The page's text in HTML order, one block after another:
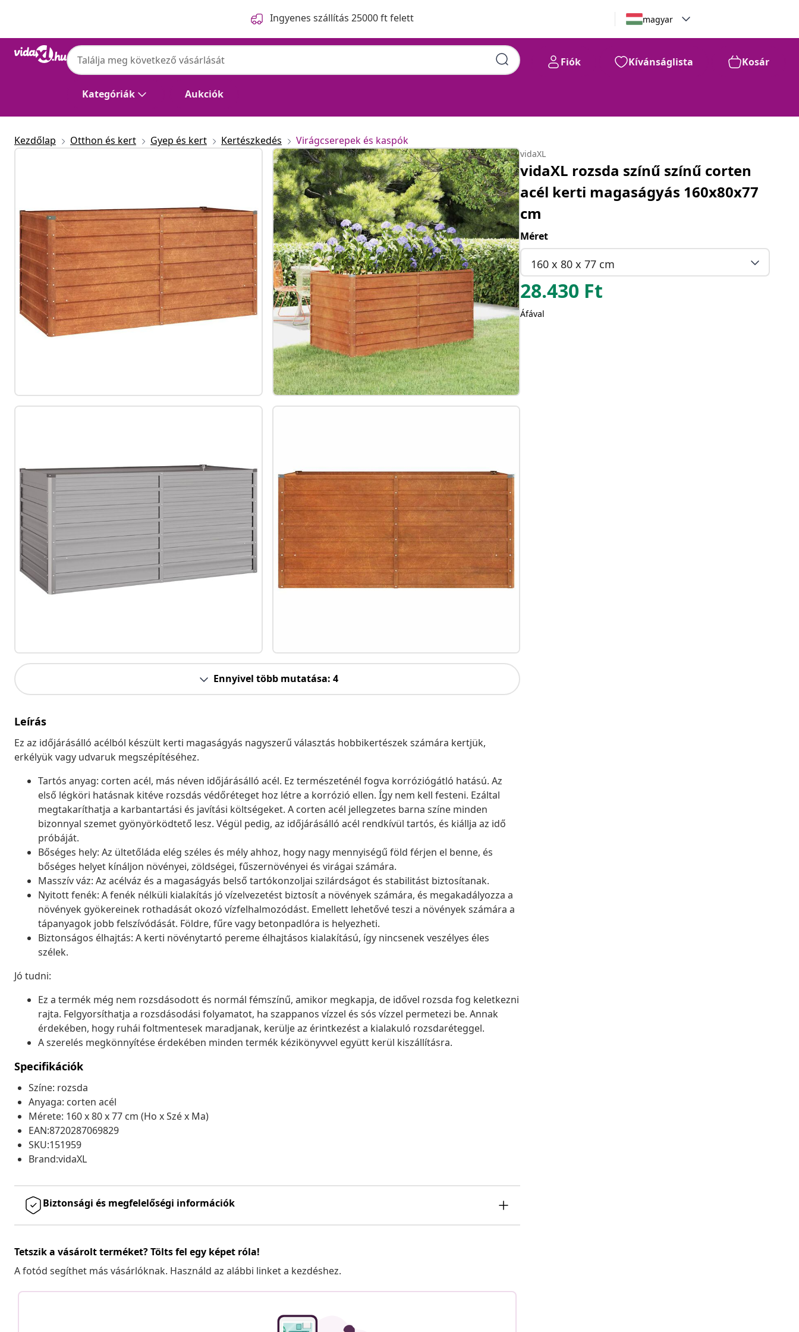
Ingyenes szállítás 25000 ft felett magyar
Kategóriák Aukciók
Fiók Kívánságlista Kosár
Kezdőlap Otthon és kert Gyep és kert Kertészkedés Virágcserepek és kaspók
Ennyivel több mutatása: 4
Leírás
Ez az időjárásálló acélból készült kerti magaságyás nagyszerű választás hobbikertészek számára kertjük,
erkélyük vagy udvaruk megszépítéséhez.
Tartós anyag: corten acél, más néven időjárásálló acél. Ez természeténél fogva korróziógátló hatású. Az
első légköri hatásnak kitéve rozsdás védőréteget hoz létre a korrózió ellen. Így nem kell festeni. Ezáltal
megtakaríthatja a karbantartási és javítási költségeket. A corten acél jellegzetes barna színe minden
bizonnyal szemet gyönyörködtető lesz. Végül pedig, az időjárásálló acél rendkívül tartós, és kiállja az idő
próbáját.
Bőséges hely: Az ültetőláda elég széles és mély ahhoz, hogy nagy mennyiségű föld férjen el benne, és
bőséges helyet kínáljon növényei, zöldségei, fűszernövényei és virágai számára.
Masszív váz: Az acélváz és a magaságyás belső tartókonzoljai szilárdságot és stabilitást biztosítanak.
Nyitott fenék: A fenék nélküli kialakítás jó vízelvezetést biztosít a növények számára, és megakadályozza a
növények gyökereinek rothadását okozó vízfelhalmozódást. Emellett lehetővé teszi a növények számára a
tápanyagok jobb felszívódását. Földre, fűre vagy betonpadlóra is helyezheti.
Biztonságos élhajtás: A kerti növénytartó pereme élhajtásos kialakítású, így nincsenek veszélyes éles
szélek.
Jó tudni:
Ez a termék még nem rozsdásodott és normál fémszínű, amikor megkapja, de idővel rozsda fog keletkezni
rajta. Felgyorsíthatja a rozsdásodási folyamatot, ha szappanos vízzel és sós vízzel permetezi be. Annak
érdekében, hogy ruhái foltmentesek maradjanak, kerülje az érintkezést a kialakuló rozsdaréteggel.
A szerelés megkönnyítése érdekében minden termék kézikönyvvel együtt kerül kiszállításra.
Specifikációk
Színe: rozsda
Anyaga: corten acél
Mérete: 160 x 80 x 77 cm (Ho x Szé x Ma)
EAN:8720287069829
SKU:151959
Brand:vidaXL
Biztonsági és megfelelőségi információk
Tetszik a vásárolt terméket? Tölts fel egy képet róla!
A fotód segíthet más vásárlóknak. Használd az alábbi linket a kezdéshez.
vidaXL
vidaXL rozsda színű színű corten
acél kerti magaságyás 160x80x77
cm
Méret
160 x 80 x 77 cm
28.430 Ft
Áfával